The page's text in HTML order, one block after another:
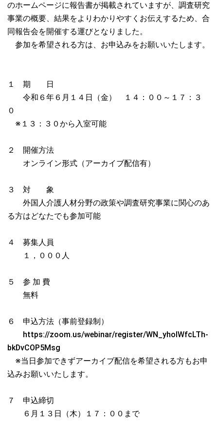
のホームページに報告書が掲載されていますが、調査研究
事業の概要、結果をよりわかりやすくお伝えするため、合
同報告会を開催する運びとなりました。
参加を希望される方は、お申込みをお願いいたします。
１ 期 日
令和６年６月１４日（金） １４：００～１７：３
０
※１３：３０から入室可能
２ 開催方法
オンライン形式（アーカイブ配信有）
３ 対 象
外国人介護人材分野の政策や調査研究事業に関心のあ
る方はどなたでも参加可能
４ 募集人員
１，０００人
５ 参 加 費
無料
６ 申込方法（事前登録制）
https://zoom.us/webinar/register/WN_yholWfcLTh-
bkDvCOP5Msg
※当日参加できずアーカイブ配信を希望される方もお申
込みお願いいたします。
７ 申込締切
６ 月１３日（木）１７：００まで